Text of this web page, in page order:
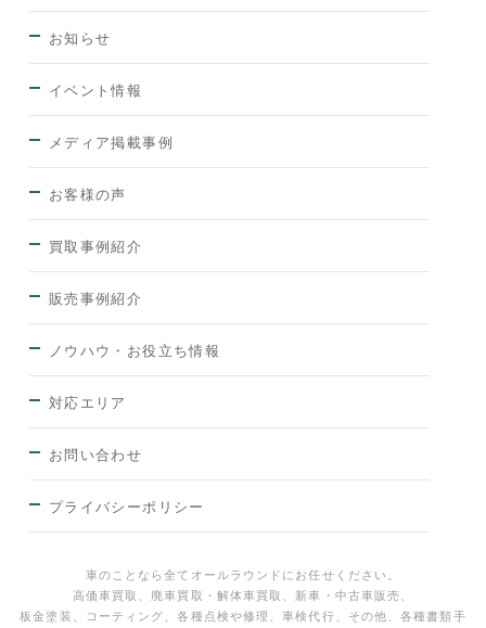
お知らせ
イベント情報
メディア掲載事例
お客様の声
買取事例紹介
販売事例紹介
ノウハウ・お役立ち情報
対応エリア
お問い合わせ
プライバシーポリシー
車のことなら全てオールラウンドにお任せください。
高価車買取、廃車買取・解体車買取、新車・中古車販売、
板金塗装、コーティング、各種点検や修理、車検代行、その他、各種書類手